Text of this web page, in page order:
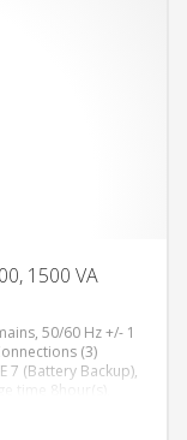
1500 VA
50/60 Hz +/- 1
(3)
7 (Battery Backup),
time 8hour(s),
RJ45
DODAJ U KORPU